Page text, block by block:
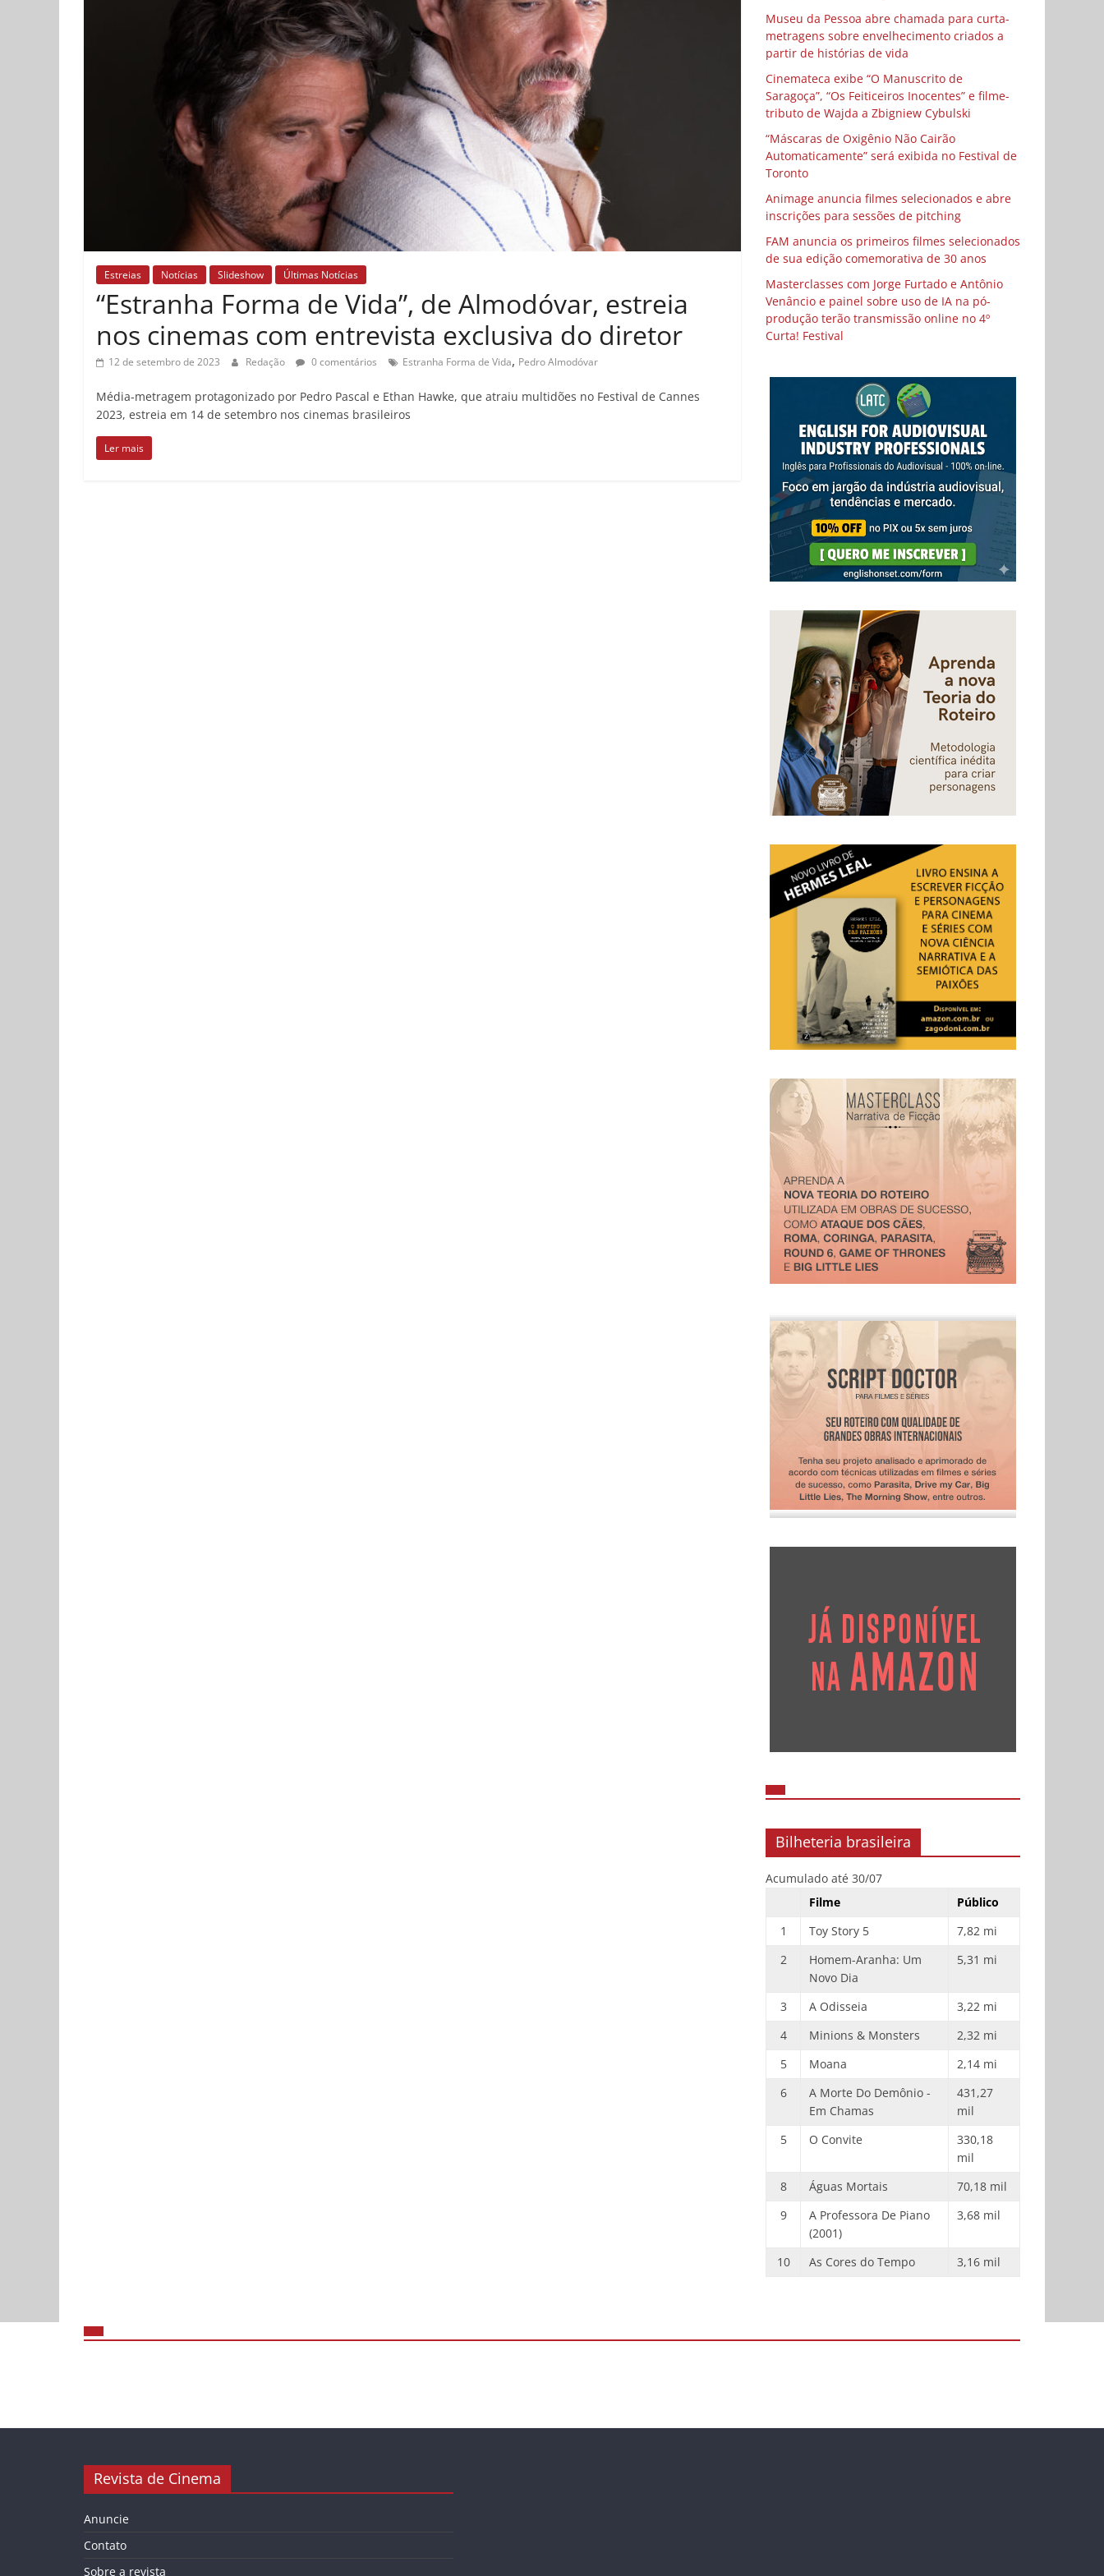
Estreias Notícias Slideshow Últimas Notícias
“Estranha Forma de Vida”, de Almodóvar, estreia
nos cinemas com entrevista exclusiva do diretor
12 de setembro de 2023 Redação 0 comentários Estranha Forma de Vida, Pedro Almodóvar
Média-metragem protagonizado por Pedro Pascal e Ethan Hawke, que atraiu multidões no Festival de Cannes
2023, estreia em 14 de setembro nos cinemas brasileiros
Ler mais
Museu da Pessoa abre chamada para curta-
metragens sobre envelhecimento criados a
partir de histórias de vida
Cinemateca exibe “O Manuscrito de
Saragoça”, “Os Feiticeiros Inocentes” e filme-
tributo de Wajda a Zbigniew Cybulski
“Máscaras de Oxigênio Não Cairão
Automaticamente” será exibida no Festival de
Toronto
Animage anuncia filmes selecionados e abre
inscrições para sessões de pitching
FAM anuncia os primeiros filmes selecionados
de sua edição comemorativa de 30 anos
Masterclasses com Jorge Furtado e Antônio
Venâncio e painel sobre uso de IA na pó-
produção terão transmissão online no 4º
Curta! Festival
Bilheteria brasileira
Acumulado até 30/07
Filme
Público
1
Toy Story 5
7,82 mi
2
Homem-Aranha: Um
Novo Dia
5,31 mi
3 A Odisseia
3,22 mi
4
Minions & Monsters
2,32 mi
5
Moana
2,14 mi
6
A Morte Do Demônio -
Em Chamas
431,27
mil
5
O Convite
330,18
mil
8
Águas Mortais
70,18 mil
9
A Professora De Piano
(2001)
3,68 mil
10 As Cores do Tempo 3,16 mil
Revista de Cinema
Anuncie
Contato
Sobre a revista